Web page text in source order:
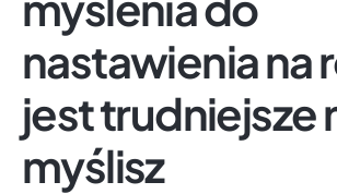
nastawienia na
jest trudniejsze
myślisz